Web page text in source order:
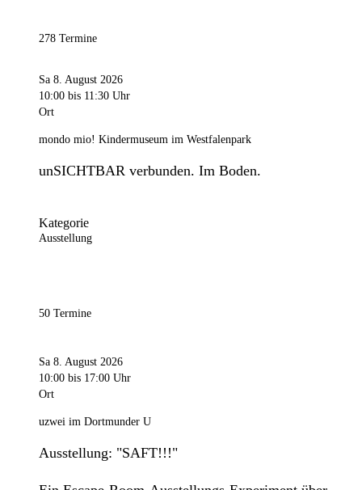
278 Termine
Sa 8. August 2026
10:00 bis 11:30 Uhr
Ort
mondo mio! Kindermuseum im Westfalenpark
unSICHTBAR verbunden. Im Boden.
Kategorie
Ausstellung
50 Termine
Sa 8. August 2026
10:00 bis 17:00 Uhr
Ort
uzwei im Dortmunder U
Ausstellung: "SAFT!!!"